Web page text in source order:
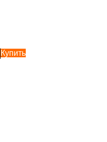
Купить